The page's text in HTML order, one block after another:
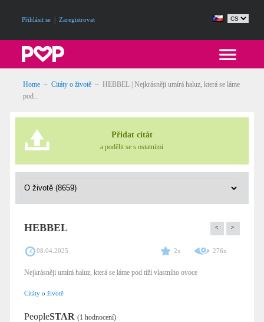
Přihlásit se Zaregistrovat
Home ~ Citáty o životě ~ HEBBEL | Nejkrásněji umírá haluz, která se láme
pod...
Přidat citát
a podělit se s ostatními
HEBBEL < >
08.04.2025 2x 276x
Nejkrásněji umírá haluz, která se láme pod tíží vlastního ovoce
Citáty o životě
PeopleSTAR (1 hodnocení)